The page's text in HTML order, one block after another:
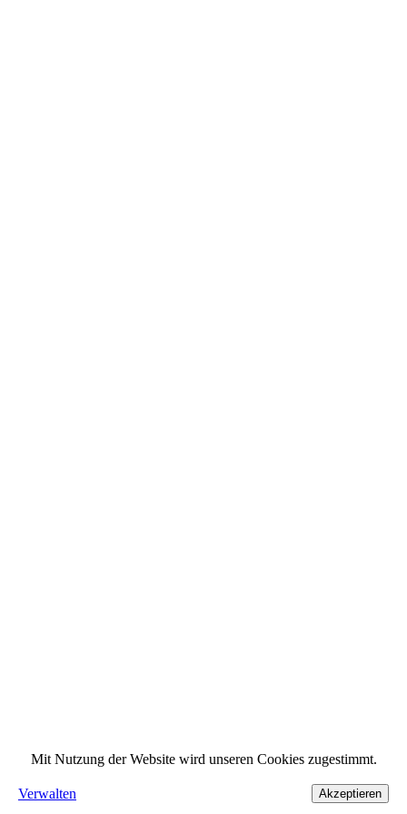
Mit Nutzung der Website wird unseren Cookies zugestimmt.
Verwalten Akzeptieren